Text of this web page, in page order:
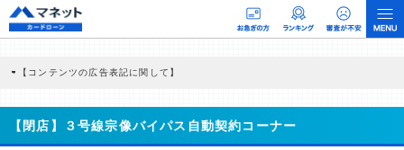
【コンテンツの広告表記に関して】
商品を根拠なくPRするものではなく、当編集部の調査／ユーザーへの口コミ収集な
どに基づき、公平性を担保した情報提供を行っています。
【閉店】３号線宗像バイパス自動契約コーナー